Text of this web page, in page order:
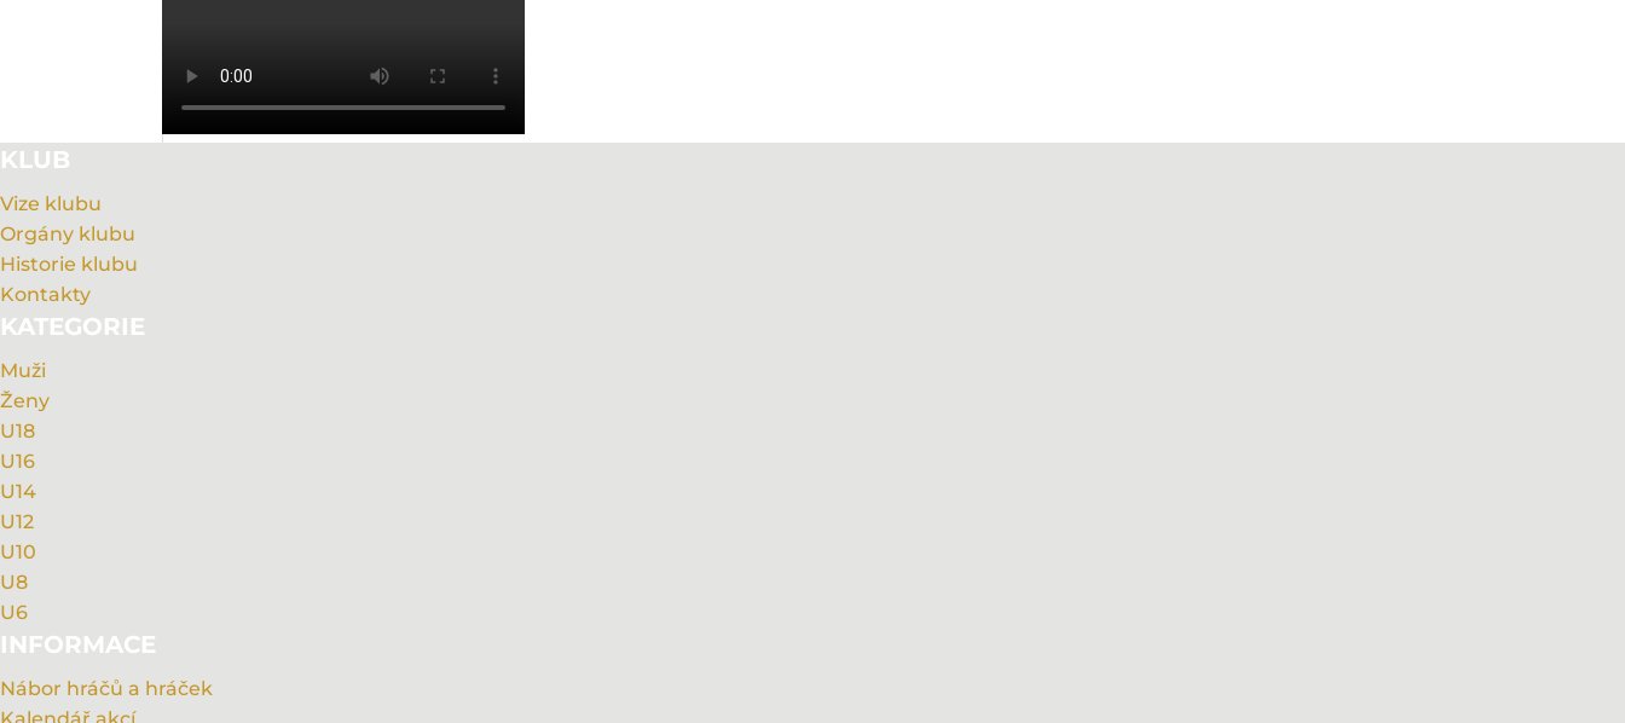
KLUB
Vize klubu
Orgány klubu
Historie klubu
Kontakty
KATEGORIE
Muži
Ženy
U18
U16
U14
U12
U10
U8
U6
INFORMACE
Nábor hráčů a hráček